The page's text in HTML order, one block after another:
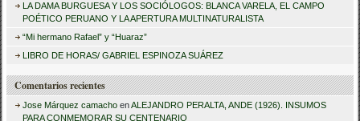
r
LA DAMA BURGUESA Y LOS SOCIÓLOGOS: BLANCA VARELA, EL CAMPO
POÉTICO PERUANO Y LA APERTURA MULTINATURALISTA
“Mi hermano Rafael” y “Huaraz”
LIBRO DE HORAS/ GABRIEL ESPINOZA SUÁREZ
Comentarios recientes
Jose Márquez camacho enALEJANDRO PERALTA, ANDE (1926). INSUMOS
PARA CONMEMORAR SU CENTENARIO